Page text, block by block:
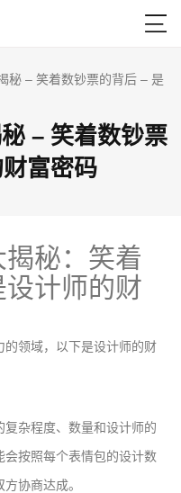

秘 – 笑着数钞票的背后 – 是
– 笑着数钞票
富密码
秘：笑着
计师的财
的领域，以下是设计师的财
杂程度、数量和设计师的
按照每个表情包的设计数
协商达成。